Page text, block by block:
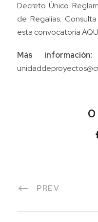
Decreto Único
de Regalías.
esta convocatoria
Más información:
0
PREV